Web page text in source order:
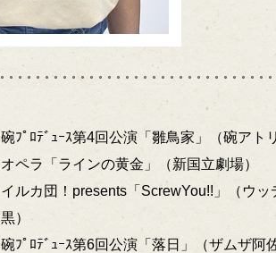
碗ﾌﾟﾛﾃﾞｭｰｽ第4回公演「雛鳥家」（碗アト
オペラ「ラインの黄金」（新国立劇場）
イルカ団！presents「ScrewYou!!」（ウ
黒）
碗ﾌﾟﾛﾃﾞｭｰｽ第6回公演「落日」（ザムザ阿